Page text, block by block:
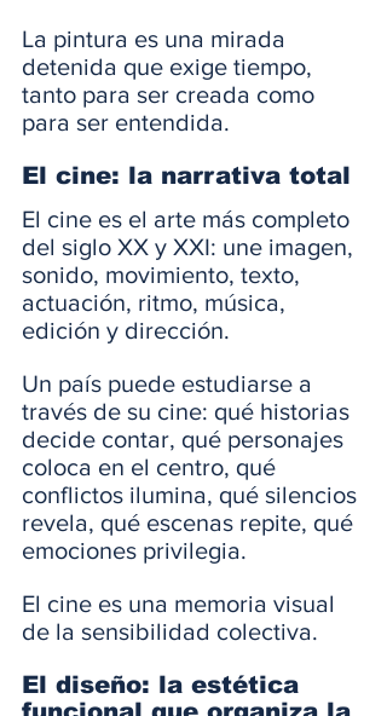
La pintura es una mirada
detenida que exige tiempo,
tanto para ser creada como
para ser entendida.
El cine: la narrativa total
El cine es el arte más completo
del siglo XX y XXI: une imagen,
sonido, movimiento, texto,
actuación, ritmo, música,
edición y dirección.
Un país puede estudiarse a
través de su cine: qué historias
decide contar, qué personajes
coloca en el centro, qué
conflictos ilumina, qué silencios
revela, qué escenas repite, qué
emociones privilegia.
El cine es una memoria visual
de la sensibilidad colectiva.
El diseño: la estética